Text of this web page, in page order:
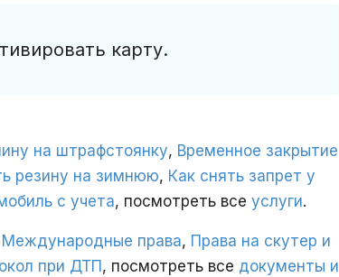
карту.
на штрафстоянку, Временное закрытие
резину на зимнюю, Как снять запрет у
с учета, посмотреть все услуги.
Международные права, Права на скутер и
при ДТП, посмотреть все документы и